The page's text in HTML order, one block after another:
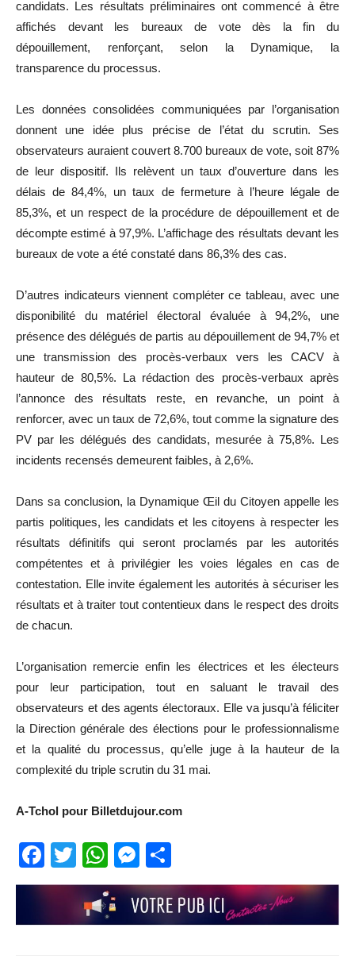
candidats. Les résultats préliminaires ont commencé à être
affichés devant les bureaux de vote dès la fin du
dépouillement, renforçant, selon la Dynamique, la
transparence du processus.
Les données consolidées communiquées par l’organisation
donnent une idée plus précise de l’état du scrutin. Ses
observateurs auraient couvert 8.700 bureaux de vote, soit 87%
de leur dispositif. Ils relèvent un taux d’ouverture dans les
délais de 84,4%, un taux de fermeture à l’heure légale de
85,3%, et un respect de la procédure de dépouillement et de
décompte estimé à 97,9%. L’affichage des résultats devant les
bureaux de vote a été constaté dans 86,3% des cas.
D’autres indicateurs viennent compléter ce tableau, avec une
disponibilité du matériel électoral évaluée à 94,2%, une
présence des délégués de partis au dépouillement de 94,7% et
une transmission des procès-verbaux vers les CACV à
hauteur de 80,5%. La rédaction des procès-verbaux après
l’annonce des résultats reste, en revanche, un point à
renforcer, avec un taux de 72,6%, tout comme la signature des
PV par les délégués des candidats, mesurée à 75,8%. Les
incidents recensés demeurent faibles, à 2,6%.
Dans sa conclusion, la Dynamique Œil du Citoyen appelle les
partis politiques, les candidats et les citoyens à respecter les
résultats définitifs qui seront proclamés par les autorités
compétentes et à privilégier les voies légales en cas de
contestation. Elle invite également les autorités à sécuriser les
résultats et à traiter tout contentieux dans le respect des droits
de chacun.
L’organisation remercie enfin les électrices et les électeurs
pour leur participation, tout en saluant le travail des
observateurs et des agents électoraux. Elle va jusqu’à féliciter
la Direction générale des élections pour le professionnalisme
et la qualité du processus, qu’elle juge à la hauteur de la
complexité du triple scrutin du 31 mai.
A-Tchol pour Billetdujour.com
Facebook
TwitterWhatsApp
Messenger